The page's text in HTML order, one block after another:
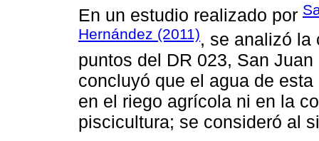
En un estudio realizado por
Hernández (2011), se analizó la
puntos del DR 023, San
concluyó que el agua de
en el riego agrícola ni en la
piscicultura; se consideró al